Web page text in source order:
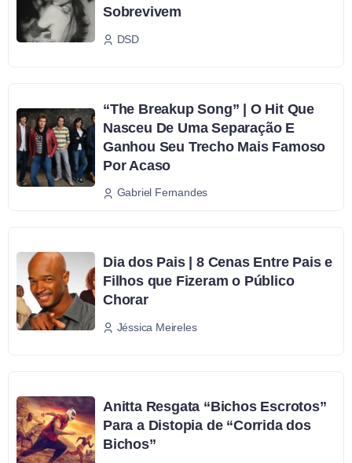
Sobrevivem
DSD
“The Breakup Song” | O Hit Que
Nasceu De Uma Separação E
Ganhou Seu Trecho Mais Famoso
Por Acaso
Gabriel Fernandes
Dia dos Pais | 8 Cenas Entre Pais e
Filhos que Fizeram o Público
Chorar
Jéssica Meireles
Anitta Resgata “Bichos Escrotos”
Para a Distopia de “Corrida dos
Bichos”